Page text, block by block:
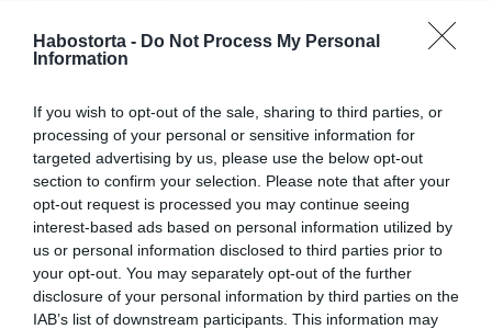
Habostorta - Do Not Process My Personal
Information
If you wish to opt-out of the sale, sharing to third parties, or
processing of your personal or sensitive information for
targeted advertising by us, please use the below opt-out
section to confirm your selection. Please note that after your
opt-out request is processed you may continue seeing
interest-based ads based on personal information utilized by
us or personal information disclosed to third parties prior to
your opt-out. You may separately opt-out of the further
disclosure of your personal information by third parties on the
IAB’s list of downstream participants. This information may